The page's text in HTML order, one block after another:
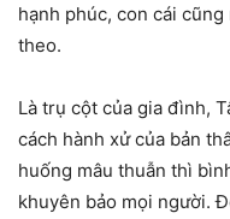
hạnh phúc, con cái
theo.
Là trụ cột của gia đình,
cách hành xử của bản
huống mâu thuẫn thì
khuyên bảo mọi người.